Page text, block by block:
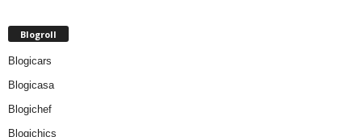
Blogroll
Blogicars
Blogicasa
Blogichef
Blogichics